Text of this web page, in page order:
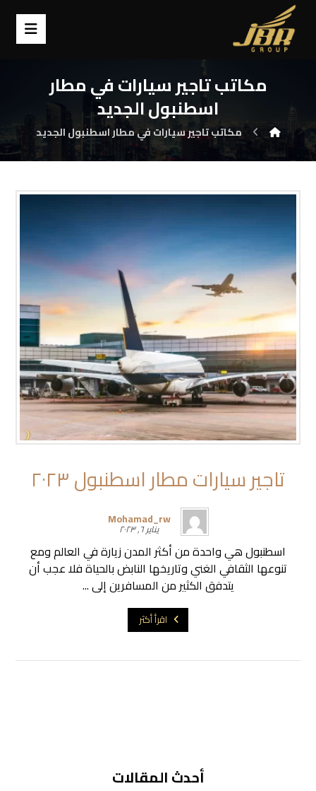
مكاتب تاجير سيارات في مطار
اسطنبول الجديد
مكاتب تاجير سيارات في مطار اسطنبول الجديد
تاجير سيارات مطار اسطنبول ٢٠٢٣
Mohamad_rw
يناير ٦, ٢٠٢٣
اسطنبول هي واحدة من أكثر المدن زيارة في العالم ومع
تنوعها الثقافي الغني وتاريخها النابض بالحياة فلا عجب أن
يتدفق الكثير من المسافرين إلى ...
اقرأ أكثر
أحدث المقالات